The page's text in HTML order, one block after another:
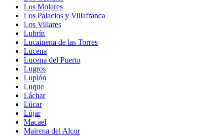
Los Molares
Los Palacios y Villafranca
Los Villares
Lubrín
Lucainena de las Torres
Lucena
Lucena del Puerto
Lugros
Lupión
Luque
Láchar
Lúcar
Lújar
Macael
Mairena del Alcor